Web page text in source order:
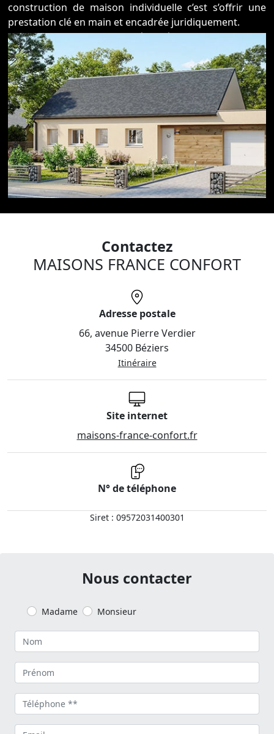
construction de maison individuelle c’est s’offrir une
prestation clé en main et encadrée juridiquement.
Ce choix est celui de la sécurité, en choisissant un
constructeur comme Maisons France Confort vous
profitez des garanties du leader Français, d’un choix de
plans de maisons catalogue et sur-mesure et de
l’expérience d’une entreprise
centenaire pour concevoir et construire la maison qui
correspond à vos besoins et à ceux de votre famille.
L’intérêt d’un constructeur pour suivre son projet de
maison individuelle c’est aussi de pouvoir lui confier
l’ensemble du suivi de chantier.
Nous nous occupons de la gestion de tout à votre place
(permis de construire (CCMI), autorisations, plans,
artisans…) et nous assurons votre satisfaction sur
Contactez
MAISONS FRANCE CONFORT
Adresse postale
66, avenue Pierre Verdier
34500 Béziers
Itinéraire
Site internet
maisons-france-confort.fr
N° de téléphone
Siret : 09572031400301
Nous contacter
Madame Monsieur